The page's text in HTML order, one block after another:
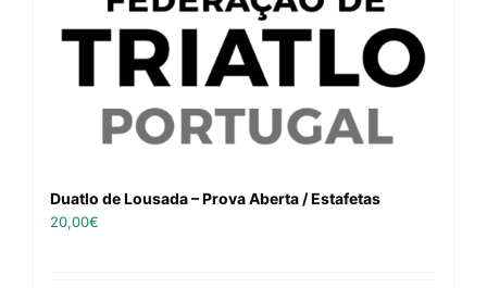
Duatlo de Lousada – Prova Aberta / Estafetas
20,00€